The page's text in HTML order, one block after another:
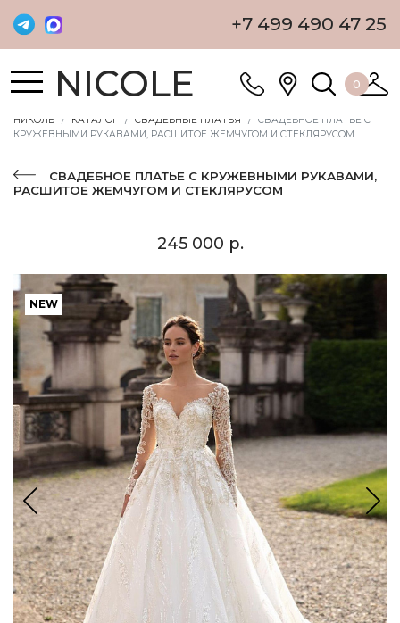
+7 499 490 47 25
NICOLE 0
НИКОЛЬ КАТАЛОГ СВАДЕБНЫЕ ПЛАТЬЯ
СВАДЕБНОЕ ПЛАТЬЕ С
КРУЖЕВНЫМИ РУКАВАМИ, РАСШИТОЕ ЖЕМЧУГОМ И СТЕКЛЯРУСОМ
СВАДЕБНОЕ ПЛАТЬЕ С КРУЖЕВНЫМИ РУКАВАМИ,
РАСШИТОЕ ЖЕМЧУГОМ И СТЕКЛЯРУСОМ
245 000 р.
NEW